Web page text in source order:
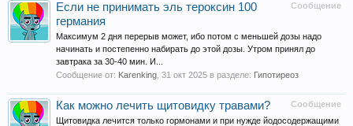
Сообщение
Если не принимать эль тероксин 100
германия
Максимум 2 дня перерыв может, ибо потом с меньшей дозы надо
начинать и постепенно набирать до этой дозы. Утром принял до
завтрака за 30-40 мин. И...
Сообщение от: Karenking 31 окт 2025 в разделе: Гипотиреоз
Сообщение
Как можно лечить щитовидку травами?
Щитовидка лечится только гормонами и при нужде йодосодержащими